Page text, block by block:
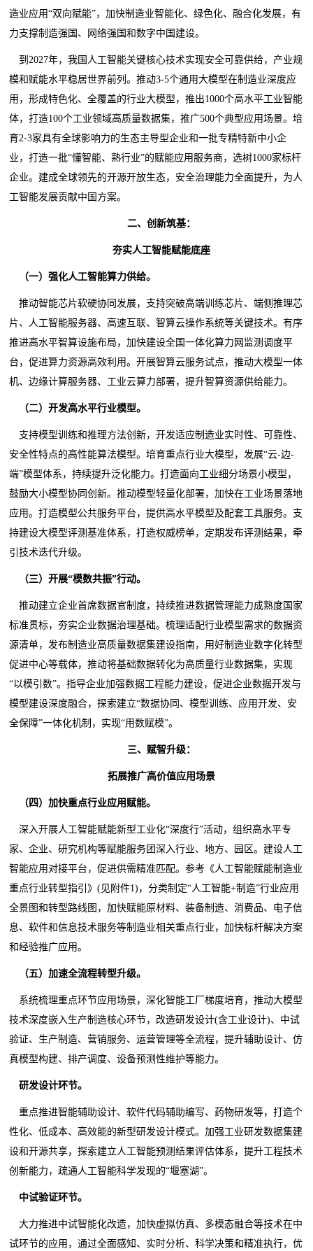
造业应用“双向赋能”，加快制造业智能化、绿色化、融合化发展，有
力支撑制造强国、网络强国和数字中国建设。
到2027年，我国人工智能关键核心技术实现安全可靠供给，产业规
模和赋能水平稳居世界前列。推动3-5个通用大模型在制造业深度应
用，形成特色化、全覆盖的行业大模型，推出1000个高水平工业智能
体，打造100个工业领域高质量数据集，推广500个典型应用场景。培
育2-3家具有全球影响力的生态主导型企业和一批专精特新中小企
业，打造一批“懂智能、熟行业”的赋能应用服务商，选树1000家标杆
企业。建成全球领先的开源开放生态，安全治理能力全面提升，为人
工智能发展贡献中国方案。
二、创新筑基：
夯实人工智能赋能底座
（一）强化人工智能算力供给。
推动智能芯片软硬协同发展，支持突破高端训练芯片、端侧推理芯
片、人工智能服务器、高速互联、智算云操作系统等关键技术。有序
推进高水平智算设施布局，加快建设全国一体化算力网监测调度平
台，促进算力资源高效利用。开展智算云服务试点，推动大模型一体
机、边缘计算服务器、工业云算力部署，提升智算资源供给能力。
（二）开发高水平行业模型。
支持模型训练和推理方法创新，开发适应制造业实时性、可靠性、
安全性特点的高性能算法模型。培育重点行业大模型，发展“云-边-
端”模型体系，持续提升泛化能力。打造面向工业细分场景小模型，
鼓励大小模型协同创新。推动模型轻量化部署，加快在工业场景落地
应用。打造模型公共服务平台，提供高水平模型及配套工具服务。支
持建设大模型评测基准体系，打造权威榜单，定期发布评测结果，牵
引技术迭代升级。
（三）开展“模数共振”行动。
推动建立企业首席数据官制度，持续推进数据管理能力成熟度国家
标准贯标，夯实企业数据治理基础。梳理适配行业模型需求的数据资
源清单，发布制造业高质量数据集建设指南，用好制造业数字化转型
促进中心等载体，推动将基础数据转化为高质量行业数据集，实现
“以模引数”。指导企业加强数据工程能力建设，促进企业数据开发与
模型建设深度融合，探索建立“数据协同、模型训练、应用开发、安
全保障”一体化机制，实现“用数赋模”。
三、赋智升级：
拓展推广高价值应用场景
（四）加快重点行业应用赋能。
深入开展人工智能赋能新型工业化“深度行”活动，组织高水平专
家、企业、研究机构等赋能服务团深入行业、地方、园区。建设人工
智能应用对接平台，促进供需精准匹配。参考《人工智能赋能制造业
重点行业转型指引》(见附件1)，分类制定“人工智能+制造”行业应用
全景图和转型路线图，加快赋能原材料、装备制造、消费品、电子信
息、软件和信息技术服务等制造业相关重点行业，加快标杆解决方案
和经验推广应用。
（五）加速全流程转型升级。
系统梳理重点环节应用场景，深化智能工厂梯度培育，推动大模型
技术深度嵌入生产制造核心环节，改造研发设计(含工业设计)、中试
验证、生产制造、营销服务、运营管理等全流程，提升辅助设计、仿
真模型构建、排产调度、设备预测性维护等能力。
研发设计环节。
重点推进智能辅助设计、软件代码辅助编写、药物研发等，打造个
性化、低成本、高效能的新型研发设计模式。加强工业研发数据集建
设和开源共享，探索建立人工智能预测结果评估体系，提升工程技术
创新能力，疏通人工智能科学发现的“堰塞湖”。
中试验证环节。
大力推进中试智能化改造，加快虚拟仿真、多模态融合等技术在中
试环节的应用，通过全面感知、实时分析、科学决策和精准执行，优